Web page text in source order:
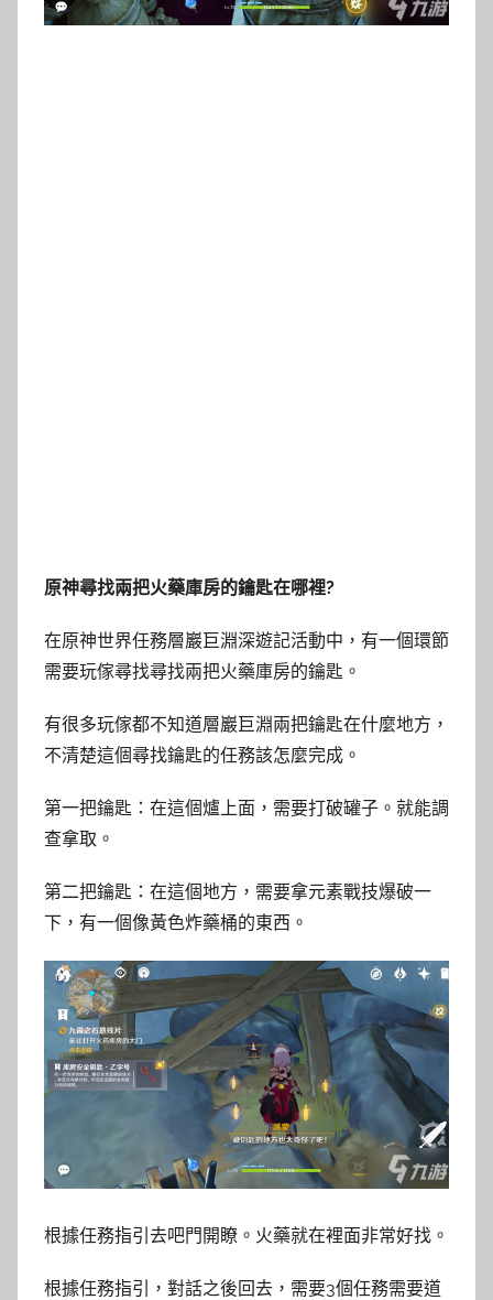
原神尋找兩把火藥庫房的鑰匙在哪裡?
在原神世界任務層巖巨淵深遊記活動中，有一個環節
需要玩傢尋找尋找兩把火藥庫房的鑰匙。
有很多玩傢都不知道層巖巨淵兩把鑰匙在什麼地方，
不清楚這個尋找鑰匙的任務該怎麼完成。
第一把鑰匙：在這個爐上面，需要打破罐子。就能調
查拿取。
第二把鑰匙：在這個地方，需要拿元素戰技爆破一
下，有一個像黃色炸藥桶的東西。
根據任務指引去吧門開瞭。火藥就在裡面非常好找。
根據任務指引，對話之後回去，需要3個任務需要道